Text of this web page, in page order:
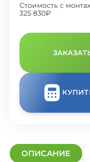
Стоимость с
325 830₽
ОПИСАНИЕ